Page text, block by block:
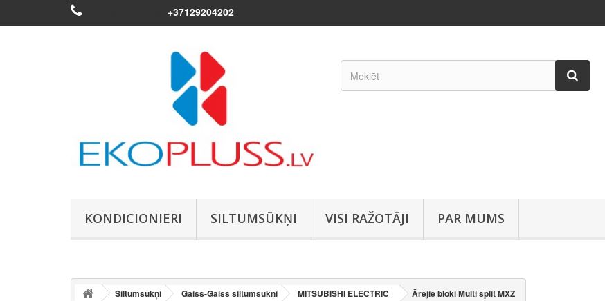
+37129204202
KONDICIONIERI SILTUMSŪKŅI VISI RAŽOTĀJI PAR MUMS
Siltumsūkņi Gaiss-Gaiss siltumsukņi MITSUBISHI ELECTRIC Ārējie bloki Multi split MXZ